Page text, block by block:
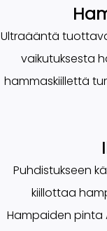
Ultraääntä
vaikutuksesta
hammaskiillettä
Puhdistukseen
kiillottaa
Hampaiden pinta